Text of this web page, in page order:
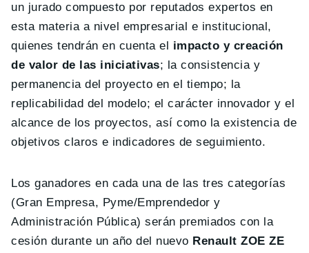
un jurado compuesto por reputados expertos en
esta materia a nivel empresarial e institucional,
quienes tendrán en cuenta el impacto y creación
de valor de las iniciativas; la consistencia y
permanencia del proyecto en el tiempo; la
replicabilidad del modelo; el carácter innovador y el
alcance de los proyectos, así como la existencia de
objetivos claros e indicadores de seguimiento.
Los ganadores en cada una de las tres categorías
(Gran Empresa, Pyme/Emprendedor y
Administración Pública) serán premiados con la
cesión durante un año del nuevo Renault ZOE ZE